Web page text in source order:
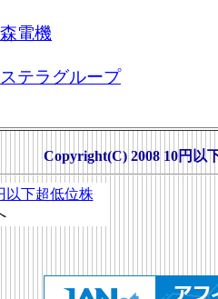
森電機
ステラグループ
Copyright(C) 2008 10円以
以下超低位株